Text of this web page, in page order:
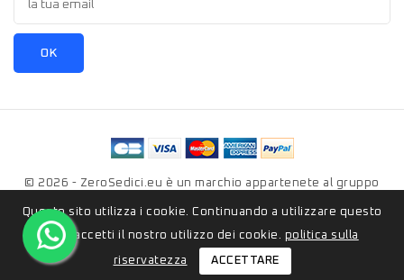
Questo sito utilizza i cookie. Continuando a utilizzare questo
sito, accetti il ​​nostro utilizzo dei cookie. politica sulla
riservatezza ACCETTARE
© 2026 - ZeroSedici.eu è un marchio appartenete al gruppo
Italyon Srls. Tutti i diritti riservati.